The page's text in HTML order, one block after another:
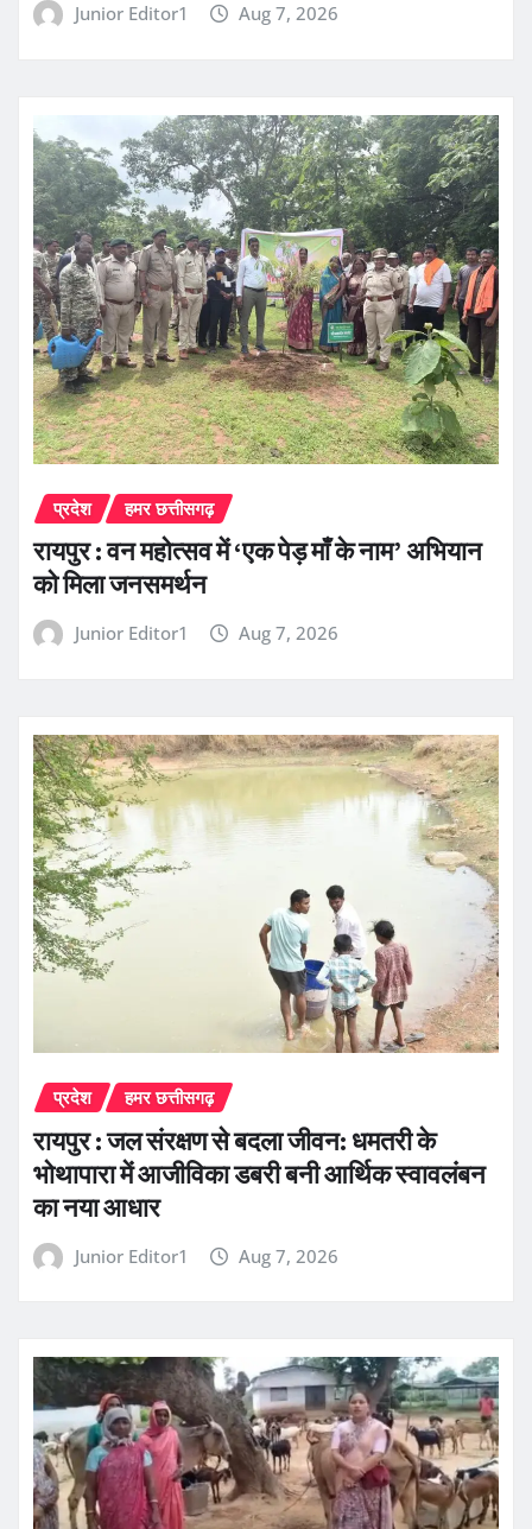
Junior Editor1 Aug 7, 2026
प्रदेश हमर छत्तीसगढ़
रायपुर : वन महोत्सव में ‘एक पेड़ माँ के नाम’ अभियान
को मिला जनसमर्थन
Junior Editor1 Aug 7, 2026
प्रदेश हमर छत्तीसगढ़
रायपुर : जल संरक्षण से बदला जीवन: धमतरी के
भोथापारा में आजीविका डबरी बनी आर्थिक स्वावलंबन
का नया आधार
Junior Editor1 Aug 7, 2026